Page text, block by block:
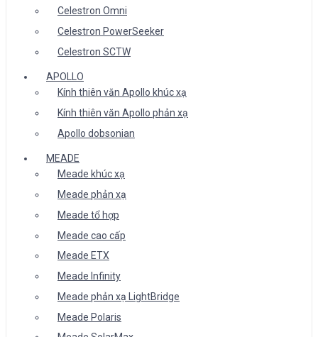
Celestron Omni
Celestron PowerSeeker
Celestron SCTW
APOLLO
Kính thiên văn Apollo khúc xạ
Kính thiên văn Apollo phản xạ
Apollo dobsonian
MEADE
Meade khúc xạ
Meade phản xạ
Meade tổ hợp
Meade cao cấp
Meade ETX
Meade Infinity
Meade phản xạ LightBridge
Meade Polaris